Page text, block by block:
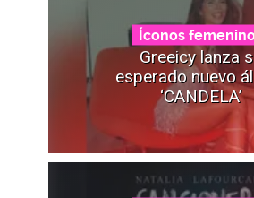
Íconos
Greeicy lanza
esperado nuevo
‘CANDELA’